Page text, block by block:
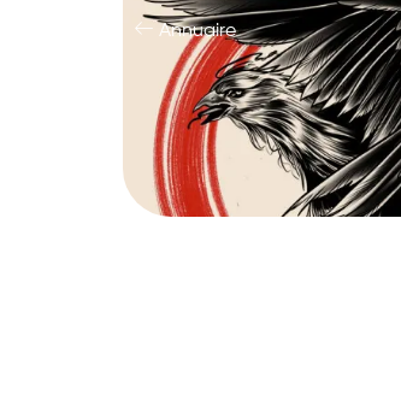
Annuaire